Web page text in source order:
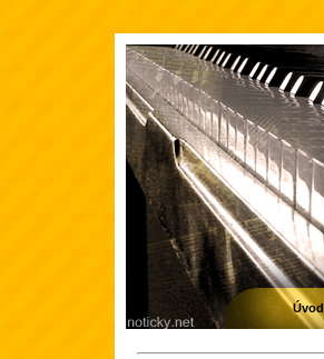
Úvod